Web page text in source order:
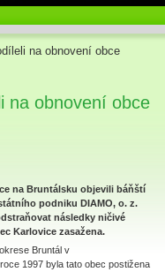
na obnovení obce
na obnovení obce
na Bruntálsku objevili báňští
podniku DIAMO, o. z.
následky ničivé
Karlovice zasažena.
Bruntál v
1997 byla tato obec postižena